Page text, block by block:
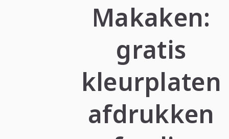
Makaken:
gratis
kleurplaten
afdrukken